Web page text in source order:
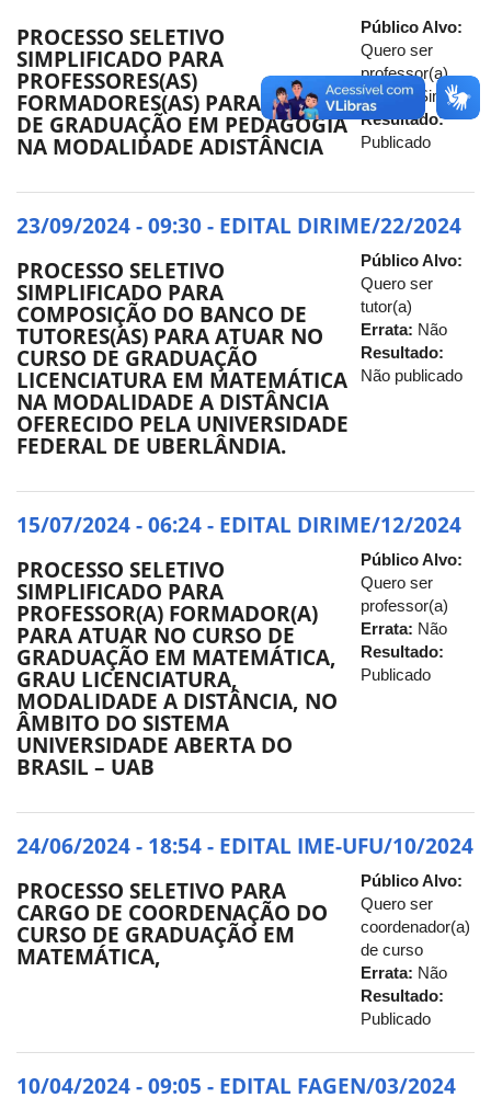
PROCESSO SELETIVO
SIMPLIFICADO PARA
PROFESSORES(AS)
FORMADORES(AS) PARA O CURSO
DE GRADUAÇÃO EM PEDAGOGIA
NA MODALIDADE ADISTÂNCIA
Público Alvo:
Quero ser
professor(a)
Errata:
Sim
Resultado:
Publicado
23/09/2024 - 09:30 - EDITAL DIRIME/22/2024
PROCESSO SELETIVO
SIMPLIFICADO PARA
COMPOSIÇÃO DO BANCO DE
TUTORES(AS) PARA ATUAR NO
CURSO DE GRADUAÇÃO
LICENCIATURA EM MATEMÁTICA
NA MODALIDADE A DISTÂNCIA
OFERECIDO PELA UNIVERSIDADE
FEDERAL DE UBERLÂNDIA.
Público Alvo:
Quero ser
tutor(a)
Errata: Não
Resultado:
Não publicado
15/07/2024 - 06:24 - EDITAL DIRIME/12/2024
PROCESSO SELETIVO
SIMPLIFICADO PARA
PROFESSOR(A) FORMADOR(A)
PARA ATUAR NO CURSO DE
GRADUAÇÃO EM MATEMÁTICA,
GRAU LICENCIATURA,
MODALIDADE A DISTÂNCIA, NO
ÂMBITO DO SISTEMA
UNIVERSIDADE ABERTA DO
BRASIL – UAB
Público Alvo:
Quero ser
professor(a)
Errata: Não
Resultado:
Publicado
24/06/2024 - 18:54 - EDITAL IME-UFU/10/2024
PROCESSO SELETIVO PARA
CARGO DE COORDENAÇÃO DO
CURSO DE GRADUAÇÃO EM
MATEMÁTICA,
Público Alvo:
Quero ser
coordenador(a)
de curso
Errata: Não
Resultado:
Publicado
10/04/2024 - 09:05 - EDITAL FAGEN/03/2024